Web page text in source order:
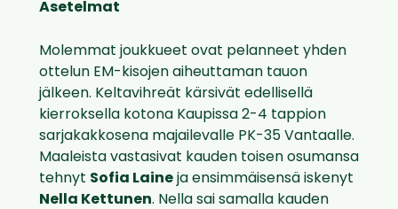
Asetelmat
Molemmat joukkueet ovat pelanneet yhden
ottelun EM-kisojen aiheuttaman tauon
jälkeen. Keltavihreät kärsivät edellisellä
kierroksella kotona Kaupissa 2-4 tappion
sarjakakkosena majailevalle PK-35 Vantaalle.
Maaleista vastasivat kauden toisen osumansa
tehnyt Sofia Laine ja ensimmäisensä iskenyt
Nella Kettunen. Nella sai samalla kauden